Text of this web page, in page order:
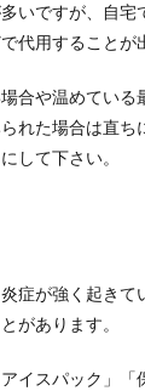
いですが、自宅
代用することが
合や温めている
れた場合は直ち
して下さい。
症が強く起きて
があります。
イスパック」「